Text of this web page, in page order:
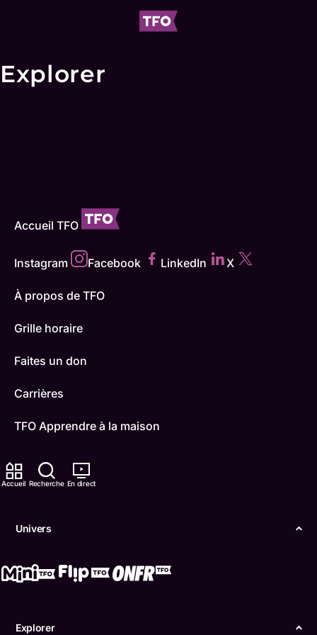
Accueil Recherche En direct
Univers
Explorer
Explorer
Accueil TFO
Instagram Facebook LinkedIn X
À propos de TFO
Grille horaire
Faites un don
Carrières
TFO Apprendre à la maison
Comment nous capter
ONFR
Conditions d'utilisation